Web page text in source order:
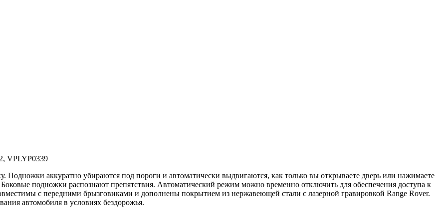
VPLYP0339
аккуратно убираются под пороги и автоматически выдвигаются, как только вы открываете дверь или нажимаете
подножки распознают препятствия. Автоматический режим можно временно отключить для обеспечения доступа к
с передними брызговиками и дополнены покрытием из нержавеющей стали с лазерной гравировкой Range Rover.
автомобиля в условиях бездорожья.